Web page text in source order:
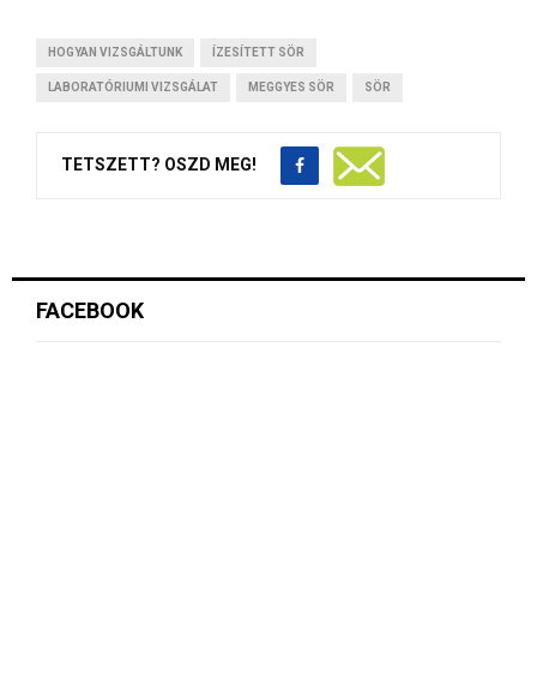
HOGYAN VIZSGÁLTUNK ÍZESÍTETT SÖR
LABORATÓRIUMI VIZSGÁLAT MEGGYES SÖR SÖR
TETSZETT? OSZD MEG!
FACEBOOK